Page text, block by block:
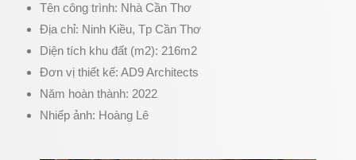
Tên công trình: Nhà Cần Thơ
Địa chỉ: Ninh Kiều, Tp Cần Thơ
Diện tích khu đất (m2): 216m2
Đơn vị thiết kế: AD9 Architects
Năm hoàn thành: 2022
Nhiếp ảnh: Hoàng Lê